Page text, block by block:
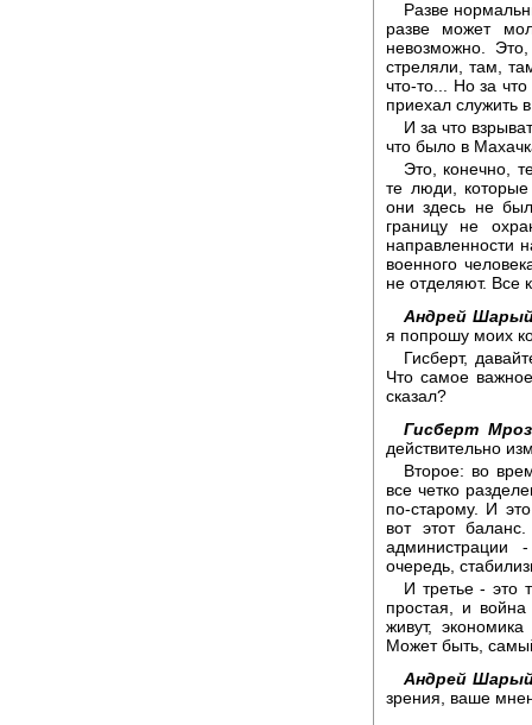
Разве
разве может
невозможно.
стреляли, там,
что-то... Но за
приехал служить
И за что
что было в
Это, конечно,
те люди, которые
они здесь не
границу не
направленности
военного
не отделяют. Все
Андрей
я попрошу моих
Гисберт,
Что самое
сказал?
Гисберт
действительно
Второе: во
все четко
по-старому. И
вот этот
администрации
очередь,
И третье - это
простая, и
живут,
Может быть,
Андрей
зрения, ваше